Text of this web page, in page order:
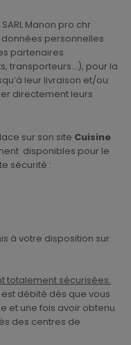
Manon pro chr
personnelles
partenaires
transporteurs…), pour la
leur livraison et/ou
directement leurs
sur son site Cuisine
disponibles pour le
sécurité :
à votre disposition sur
totalement sécurisées.
débité dès que vous
et une fois avoir obtenu
des centres de